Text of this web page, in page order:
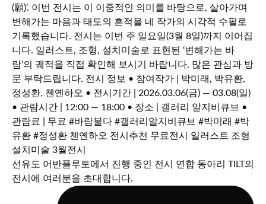
선유도 어반플루토에서 진행 중인 전시 연합 동아리 TILT의
전시에 여러분을 초대합니다.